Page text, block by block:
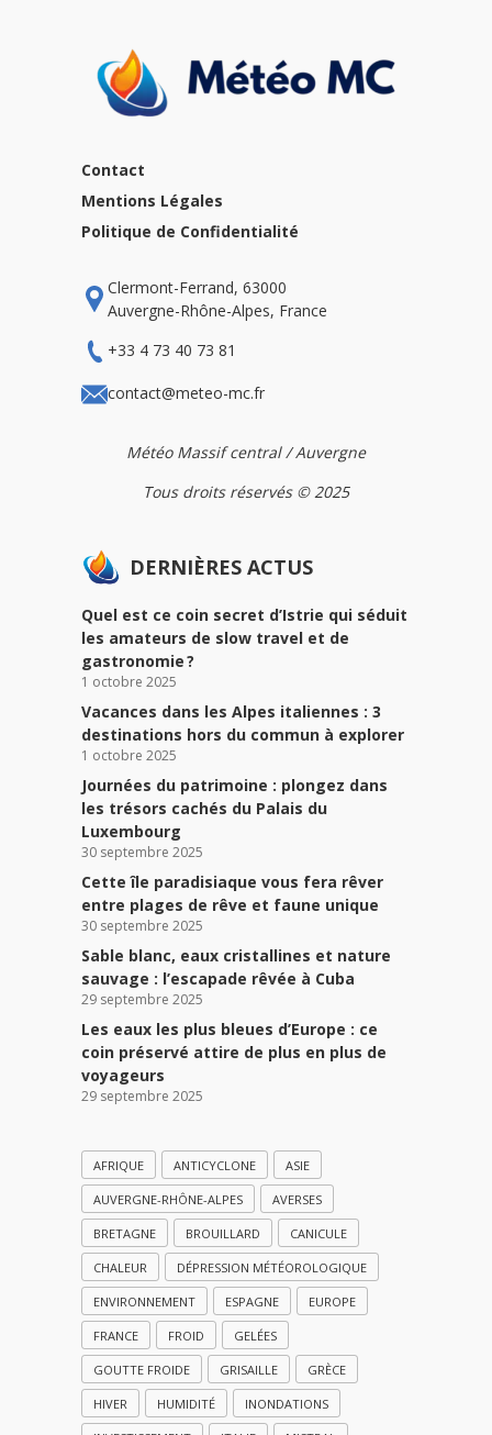
Contact
Mentions Légales
Politique de Confidentialité
Clermont-Ferrand, 63000
Auvergne-Rhône-Alpes, France
+33 4 73 40 73 81
contact@meteo-mc.fr
Météo Massif central / Auvergne
Tous droits réservés © 2025
DERNIÈRES ACTUS
Quel est ce coin secret d’Istrie qui séduit
les amateurs de slow travel et de
gastronomie ?
1 octobre 2025
Vacances dans les Alpes italiennes : 3
destinations hors du commun à explorer
1 octobre 2025
Journées du patrimoine : plongez dans
les trésors cachés du Palais du
Luxembourg
30 septembre 2025
Cette île paradisiaque vous fera rêver
entre plages de rêve et faune unique
30 septembre 2025
Sable blanc, eaux cristallines et nature
sauvage : l’escapade rêvée à Cuba
29 septembre 2025
Les eaux les plus bleues d’Europe : ce
coin préservé attire de plus en plus de
voyageurs
29 septembre 2025
AFRIQUE ANTICYCLONE ASIE
AUVERGNE-RHÔNE-ALPES AVERSES
BRETAGNE BROUILLARD CANICULE
CHALEUR DÉPRESSION MÉTÉOROLOGIQUE
ENVIRONNEMENT ESPAGNE EUROPE
FRANCE FROID GELÉES
GOUTTE FROIDE GRISAILLE GRÈCE
HIVER HUMIDITÉ INONDATIONS